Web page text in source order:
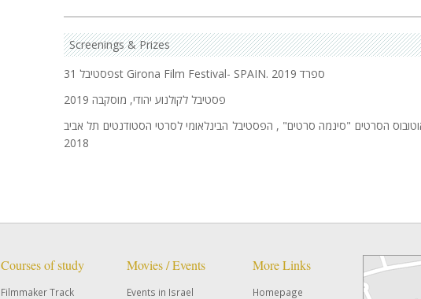
Screenings & Prizes
פסטיבל 31st Girona Film Festival- SPAIN. ספרד 2019
פסטיבל לקולנוע יהודי, מוסקבה 2019
הסרטים "סינמה סרטים" , הפסטיבל הבינלאומי לסרטי הסטודנטים תל אביב
2018
Courses of study
Filmmaker Track
Movies / Events
Events in Israel
More Links
Homepage